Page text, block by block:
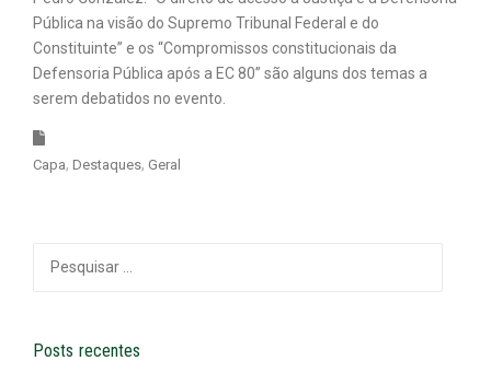
Pública na visão do Supremo Tribunal Federal e do
Constituinte” e os “Compromissos constitucionais da
Defensoria Pública após a EC 80” são alguns dos temas a
serem debatidos no evento.
Capa Destaques Geral
por:
Posts recentes